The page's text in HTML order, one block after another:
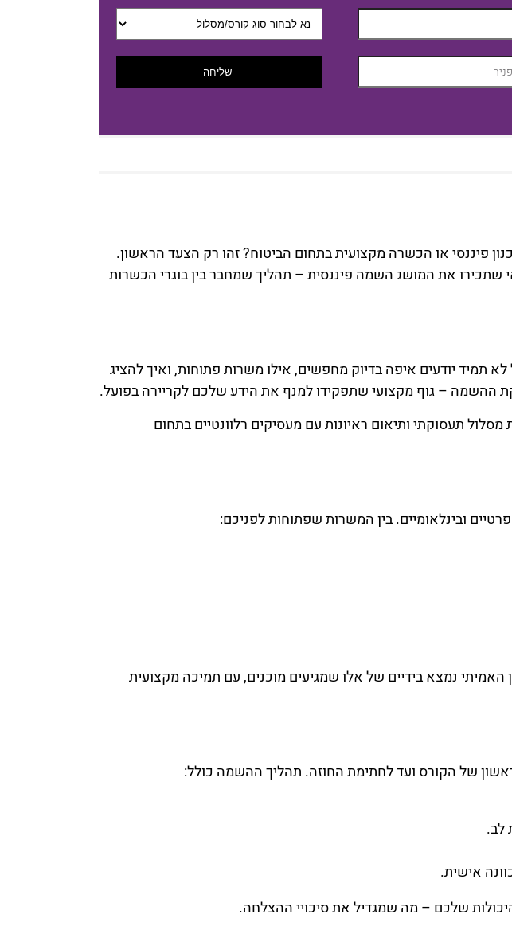
שליחה
פיננסי או הכשרה מקצועית בתחום הביטוח? זהו רק הצעד הראשון.
את המושג השמה פיננסית – תהליך שמחבר בין בוגרי הכשרות
יודעים איפה בדיוק מחפשים, אילו משרות פתוחות, ואיך להציג
ההשמה – גוף מקצועי שתפקידו למנף את הידע שלכם לקריירה בפועל.
מסלול תעסוקתי ותיאום ראיונות עם מעסיקים רלוונטיים בתחום
ובינלאומיים. בין המשרות שפתוחות לפניכם:
האמיתי נמצא בידיים של אלו שמגיעים מוכנים, עם תמיכה מקצועית
של הקורס ועד לחתימת החוזה. תהליך ההשמה כולל:
לב.
אישית.
שלכם – מה שמגדיל את סיכויי ההצלחה.